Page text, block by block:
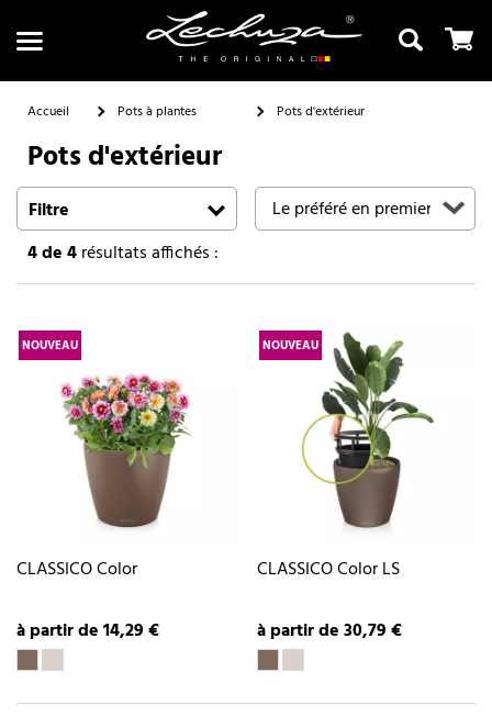
Recherche
Accueil Pots à plantes Pots d'extérieur
Pots d'extérieur
Filtre
4de 4résultats affichés :
NOUVEAU
CLASSICO Color
à partir de 14,29 €
NOUVEAU
CLASSICO Color LS
à partir de 30,79 €